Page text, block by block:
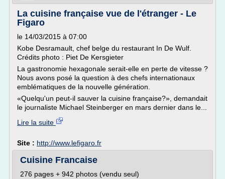
La cuisine française vue de l'étranger - Le
Figaro
le 14/03/2015 à 07:00
Kobe Desramault, chef belge du restaurant In De Wulf.
Crédits photo : Piet De Kersgieter
La gastronomie hexagonale serait-elle en perte de vitesse ?
Nous avons posé la question à des chefs internationaux
emblématiques de la nouvelle génération.
«Quelqu'un peut-il sauver la cuisine française?», demandait
le journaliste Michael Steinberger en mars dernier dans le...
Lire la suite
Site : http://www.lefigaro.fr
Cuisine Francaise
276 pages + 942 photos (vendu seul)